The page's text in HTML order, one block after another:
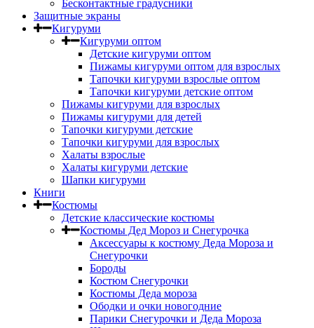
Бесконтактные градусники
Защитные экраны
Кигуруми
Кигуруми оптом
Детские кигуруми оптом
Пижамы кигуруми оптом для взрослых
Тапочки кигуруми взрослые оптом
Тапочки кигуруми детские оптом
Пижамы кигуруми для взрослых
Пижамы кигуруми для детей
Тапочки кигуруми детские
Тапочки кигуруми для взрослых
Халаты взрослые
Халаты кигуруми детские
Шапки кигуруми
Книги
Костюмы
Детские классические костюмы
Костюмы Дед Мороз и Снегурочка
Аксессуары к костюму Деда Мороза и
Снегурочки
Бороды
Костюм Снегурочки
Костюмы Деда мороза
Ободки и очки новогодние
Парики Снегурочки и Деда Мороза